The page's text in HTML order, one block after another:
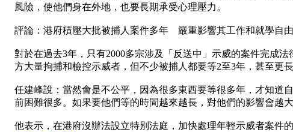
風險，使他們身在外地，也要長期承受心理壓力。
評論：港府積壓大批被捕人案件多年 嚴重影響其工作和就學自由
對於在過去3年，只有2000多宗涉及「反送中」示威的案件完成
方大量拘捕和檢控示威者，但不少被捕人都要等2至3年，甚至更
任建峰說：當然會是不公平，因為很多東西要等很多年，才知道
前困難很多。如果要他們等的時間越來越長，對他們的影響會越大
他表示，在港府沒辦法設立特別法庭，加快處理年輕示威者案件